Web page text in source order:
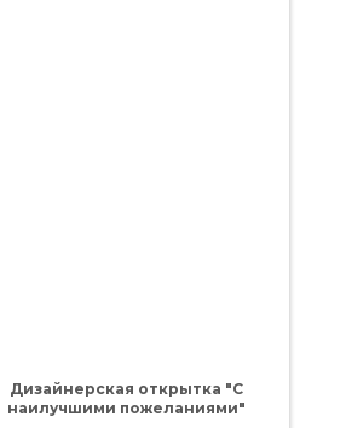
Дизайнерская открытка "С
наилучшими пожеланиями"